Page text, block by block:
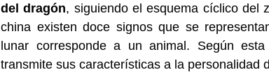
del dragón, siguiendo el esquema cíclico del
china existen doce signos que se
lunar corresponde a un animal. Según
transmite sus características a la personalidad